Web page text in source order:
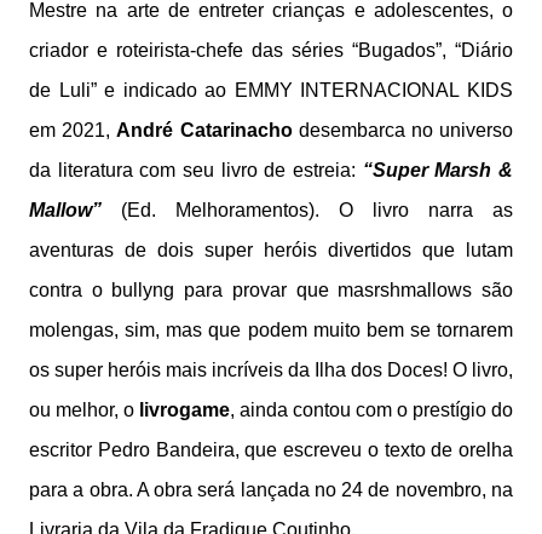
Mestre na arte de entreter crianças e adolescentes, o
criador e roteirista-chefe das séries “Bugados”, “Diário
de Luli” e indicado ao EMMY INTERNACIONAL KIDS
em 2021,André Catarinachodesembarca no universo
da literatura com seu livro de estreia: “Super Marsh &
Mallow” (Ed. Melhoramentos). O livro narra as
aventuras de dois super heróis divertidos que lutam
contra o bullyng para provar que masrshmallows são
molengas, sim, mas que podem muito bem se tornarem
os super heróis mais incríveis da Ilha dos Doces! O livro,
ou melhor, o livrogame, ainda contou com o prestígio do
escritor Pedro Bandeira, que escreveu o texto de orelha
para a obra. A obra será lançada no 24 de novembro, na
Livraria da Vila da Fradique Coutinho.